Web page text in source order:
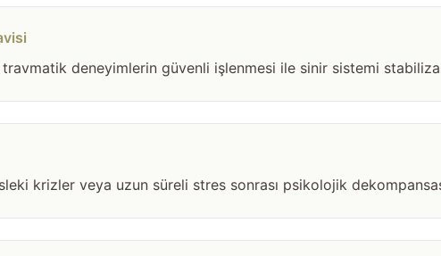
deneyimlerin güvenli işlenmesi ile sinir sistemi
krizler veya uzun süreli stres sonrası psikolojik